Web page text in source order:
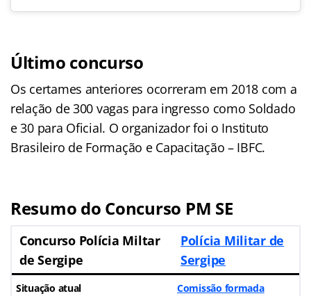
Último concurso
Os certames anteriores ocorreram em 2018 com a
relação de 300 vagas para ingresso como Soldado
e 30 para Oficial. O organizador foi o Instituto
Brasileiro de Formação e Capacitação – IBFC.
Resumo do Concurso PM SE
Concurso Polícia Miltar
de Sergipe
Polícia Militar de
Sergipe
Situação atual Comissão formada